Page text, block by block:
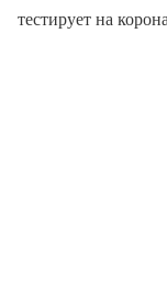
тестирует на